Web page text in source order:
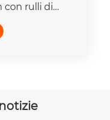
con rulli di